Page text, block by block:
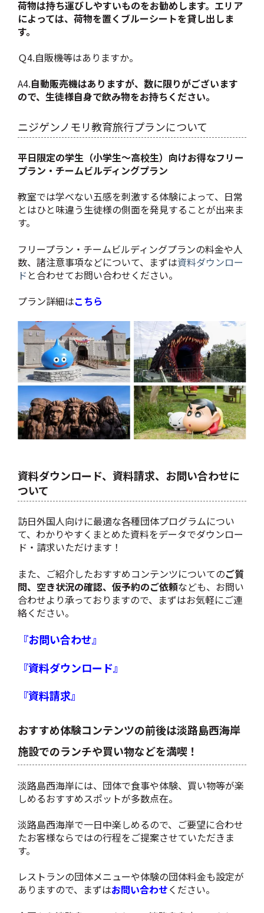
荷物は持ち運びしやすいものをお勧めします。エリア
によっては、荷物を置くブルーシートを貸し出しま
す。
Ｑ4.自販機等はありますか。
A4.自動販売機はありますが、数に限りがございます
ので、生徒様自身で飲み物をお持ちください。
ニジゲンノモリ教育旅行プランについて
平日限定の学生（小学生～高校生）向けお得なフリー
プラン・チームビルディングプラン
教室では学べない五感を刺激する体験によって、日常
とはひと味違う生徒様の側面を発見することが出来ま
す。
フリープラン・チームビルディングプランの料金や人
数、諸注意事項などについて、まずは資料ダウンロー
ド と合わせてお問い合わせください。
プラン詳細はこちら
資料ダウンロード、資料請求、お問い合わせに
ついて
訪日外国人向けに最適な各種団体プログラムについ
て、わかりやすくまとめた資料をデータでダウンロー
ド・請求いただけます！
また、ご紹介したおすすめコンテンツについてのご質
問、空き状況の確認、仮予約のご依頼なども、お問い
合わせより承っておりますので、まずはお気軽にご連
絡ください。
『お問い合わせ』
『資料ダウンロード』
『資料請求』
おすすめ体験コンテンツの前後は淡路島西海岸
施設でのランチや買い物などを満喫！
淡路島西海岸には、団体で食事や体験、買い物等が楽
しめるおすすめスポットが多数点在。
淡路島西海岸で一日中楽しめるので、ご要望に合わせ
たお客様ならではの行程をご提案させていただきま
す。
レストランの団体メニューや体験の団体料金も設定が
ありますので、まずはお問い合わせください。